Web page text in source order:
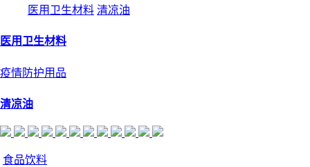
医用卫生材料 清凉油
医用卫生材料
疫情防护用品
清凉油
食品饮料